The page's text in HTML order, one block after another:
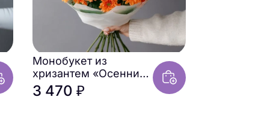
Монобукет из
хризантем «Осенний
привет»
3 470 ₽